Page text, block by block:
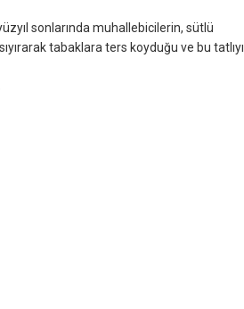
sonlarında muhallebicilerin, sütlü
tabaklara ters koyduğu ve bu tatlıyı